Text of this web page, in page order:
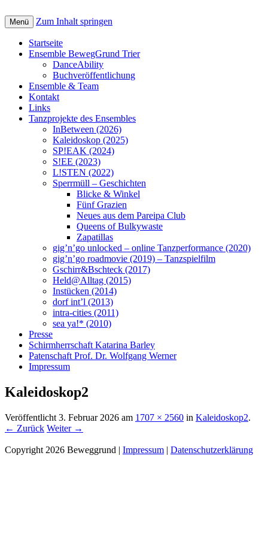
Menü Zum Inhalt springen
Startseite
Ensemble BewegGrund Trier
DanceAbility
Buchveröffentlichung
Ensemble & Team
Kontakt
Links
Tanzprojekte des Ensembles
InBetween (2026)
Kaleidoskop (2025)
SP!EAK (2024)
S!EE (2023)
L!STEN (2022)
Sperrmüll – Geschichten
Blicke & Winkel
Fünf Grazien
Neues aus dem Pareipa Club
Queens of Bulkywaste
Zapatillas
gig’n’go unlocked – online Tanzperformance (2020)
gig’n’go roadmovie (2019) – Tanzspielfilm
Gschirr&Bschteck (2017)
Held@Alltag (2015)
Instücken (2014)
dorf int’l (2013)
intra-cities (2011)
sea ya!* (2010)
Presse
Schirmherrschaft Katarina Barley
Patenschaft Prof. Dr. Wolfgang Werner
Impressum
Kaleidoskop2
Veröffentlicht 3. Februar 2026 am 1707 × 2560 in Kaleidoskop2.
← Zurück Weiter →
Copyright 2026 Beweggrund | Impressum | Datenschutzerklärung